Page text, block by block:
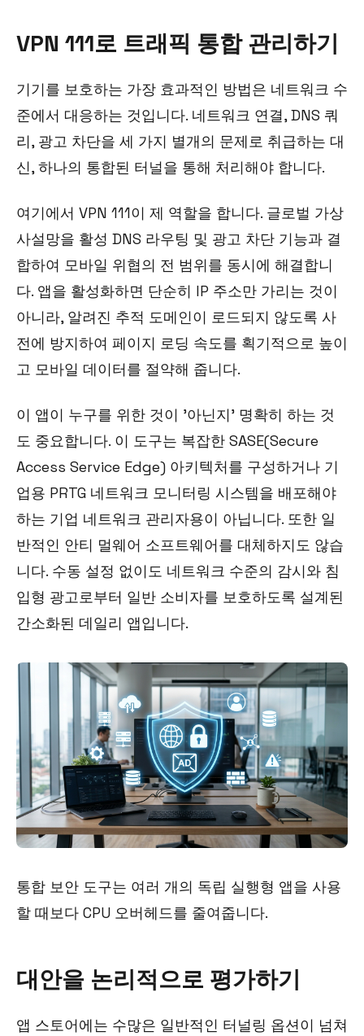
VPN 111로 트래픽 통합 관리하기
기기를 보호하는 가장 효과적인 방법은 네트워크 수
준에서 대응하는 것입니다. 네트워크 연결, DNS 쿼
리, 광고 차단을 세 가지 별개의 문제로 취급하는 대
신, 하나의 통합된 터널을 통해 처리해야 합니다.
여기에서 VPN 111이 제 역할을 합니다. 글로벌 가상
사설망을 활성 DNS 라우팅 및 광고 차단 기능과 결
합하여 모바일 위협의 전 범위를 동시에 해결합니
다. 앱을 활성화하면 단순히 IP 주소만 가리는 것이
아니라, 알려진 추적 도메인이 로드되지 않도록 사
전에 방지하여 페이지 로딩 속도를 획기적으로 높이
고 모바일 데이터를 절약해 줍니다.
이 앱이 누구를 위한 것이 '아닌지' 명확히 하는 것
도 중요합니다. 이 도구는 복잡한 SASE(Secure
Access Service Edge) 아키텍처를 구성하거나 기
업용 PRTG 네트워크 모니터링 시스템을 배포해야
하는 기업 네트워크 관리자용이 아닙니다. 또한 일
반적인 안티 멀웨어 소프트웨어를 대체하지도 않습
니다. 수동 설정 없이도 네트워크 수준의 감시와 침
입형 광고로부터 일반 소비자를 보호하도록 설계된
간소화된 데일리 앱입니다.
통합 보안 도구는 여러 개의 독립 실행형 앱을 사용
할 때보다 CPU 오버헤드를 줄여줍니다.
대안을 논리적으로 평가하기
앱 스토어에는 수많은 일반적인 터널링 옵션이 넘쳐